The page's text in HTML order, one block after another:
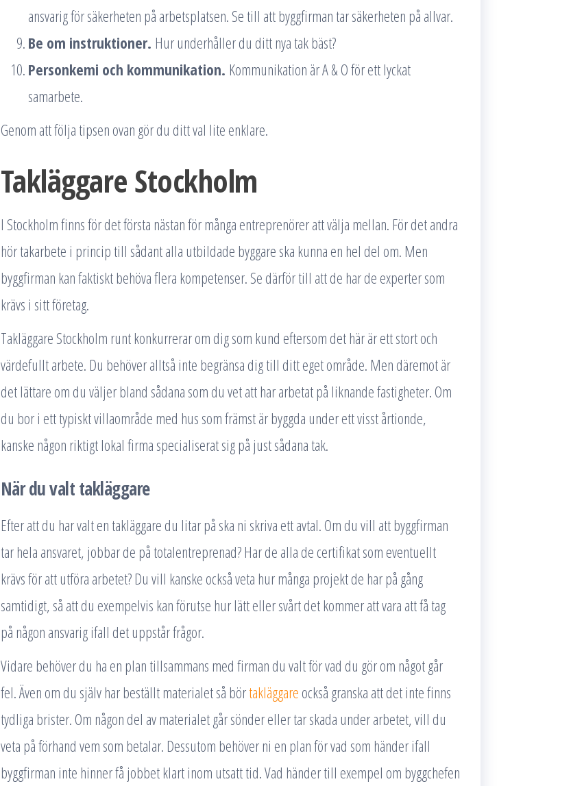
ansvarig för säkerheten på arbetsplatsen. Se till att byggfirman tar säkerheten på allvar.
Be om instruktioner. Hur underhåller du ditt nya tak bäst?
Personkemi och kommunikation. Kommunikation är A & O för ett lyckat
samarbete.
Genom att följa tipsen ovan gör du ditt val lite enklare.
Takläggare Stockholm
I Stockholm finns för det första nästan för många entreprenörer att välja mellan. För det andra
hör takarbete i princip till sådant alla utbildade byggare ska kunna en hel del om. Men
byggfirman kan faktiskt behöva flera kompetenser. Se därför till att de har de experter som
krävs i sitt företag.
Takläggare Stockholm runt konkurrerar om dig som kund eftersom det här är ett stort och
värdefullt arbete. Du behöver alltså inte begränsa dig till ditt eget område. Men däremot är
det lättare om du väljer bland sådana som du vet att har arbetat på liknande fastigheter. Om
du bor i ett typiskt villaområde med hus som främst är byggda under ett visst årtionde,
kanske någon riktigt lokal firma specialiserat sig på just sådana tak.
När du valt takläggare
Efter att du har valt en takläggare du litar på ska ni skriva ett avtal. Om du vill att byggfirman
tar hela ansvaret, jobbar de på totalentreprenad? Har de alla de certifikat som eventuellt
krävs för att utföra arbetet? Du vill kanske också veta hur många projekt de har på gång
samtidigt, så att du exempelvis kan förutse hur lätt eller svårt det kommer att vara att få tag
på någon ansvarig ifall det uppstår frågor.
Vidare behöver du ha en plan tillsammans med firman du valt för vad du gör om något går
fel. Även om du själv har beställt materialet så börtakläggare också granska att det inte finns
tydliga brister. Om någon del av materialet går sönder eller tar skada under arbetet, vill du
veta på förhand vem som betalar. Dessutom behöver ni en plan för vad som händer ifall
byggfirman inte hinner få jobbet klart inom utsatt tid. Vad händer till exempel om byggchefen